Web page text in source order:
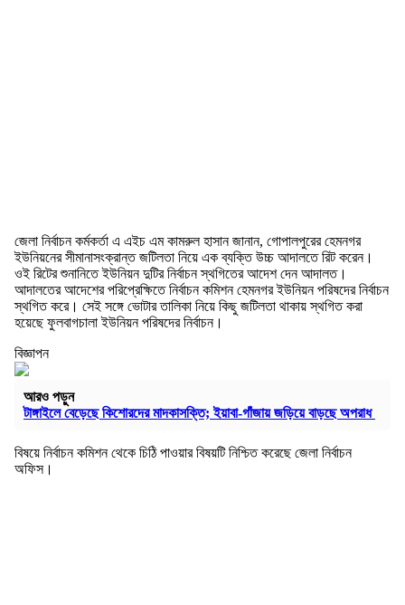
জেলা নির্বাচন কর্মকর্তা এ এইচ এম কামরুল হাসান জানান, গোপালপুরের হেমনগর
ইউনিয়নের সীমানাসংক্রান্ত জটিলতা নিয়ে এক ব্যক্তি উচ্চ আদালতে রিট করেন।
ওই রিটের শুনানিতে ইউনিয়ন দুটির নির্বাচন স্থগিতের আদেশ দেন আদালত।
আদালতের আদেশের পরিপ্রেক্ষিতে নির্বাচন কমিশন হেমনগর ইউনিয়ন পরিষদের নির্বাচন
স্থগিত করে। সেই সঙ্গে ভোটার তালিকা নিয়ে কিছু জটিলতা থাকায় স্থগিত করা
হয়েছে ফুলবাগচালা ইউনিয়ন পরিষদের নির্বাচন।
বিজ্ঞাপন
আরও পড়ুন
টাঙ্গাইলে বেড়েছে কিশোরদের মাদকাসক্তি; ইয়াবা-গাঁজায় জড়িয়ে বাড়ছে অপরাধ
বিষয়ে নির্বাচন কমিশন থেকে চিঠি পাওয়ার বিষয়টি নিশ্চিত করেছে জেলা নির্বাচন
অফিস।